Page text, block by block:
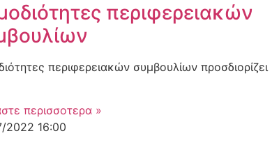
περιφερειακών
περιφερειακών συμβουλίων προσδιορίζει
περισσοτερα »
2022 16:00